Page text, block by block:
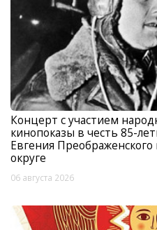
Концерт с участием
кинопоказы в честь 85-
Евгения
округе
06 августа 2026